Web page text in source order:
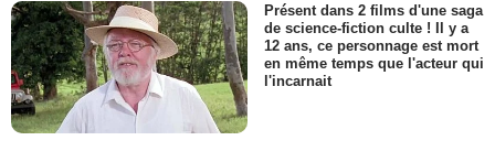
Présent dans 2 films d'une saga
de science-fiction culte ! Il y a
12 ans, ce personnage est mort
en même temps que l'acteur qui
l'incarnait